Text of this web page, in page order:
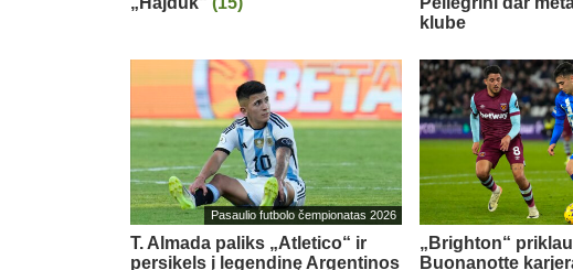
klube
Pasaulio futbolo čempionatas 2026
T. Almada paliks „Atletico“ ir
persikels į legendinę Argentinos
„Brighton“
Buonanotte